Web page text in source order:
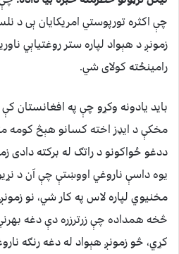
چې اکثره تورپوستي امریکایان ېی د
زمونږ د هېواد لپاره ستر روغتیاېي
رامینځته کولای شي.
باید یادونه وکړو چې په افغانستان
مخکې د ایډز اخته کسانو هېڅ کومه
ددغو ځواکونو د راتګ له برکته دادی
یوه داسې ناروغي اووښتې چې آن د
مخنیوي لپاره لاس په کار شي، نو
څخه همداده چې زرترزره دې دغه
کړي، څو زمونږ هېواد له دغه رنګه